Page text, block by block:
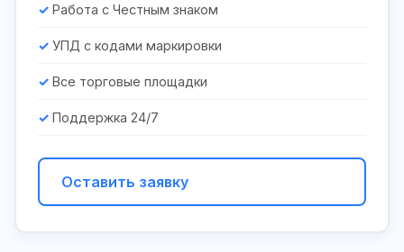
Работа с Честным знаком
УПД с кодами маркировки
Все торговые площадки
Поддержка 24/7
Оставить заявку